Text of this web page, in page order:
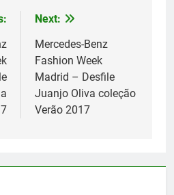
Next:
Mercedes-Benz
Fashion Week
Madrid – Desfile
Juanjo Oliva coleção
Verão 2017